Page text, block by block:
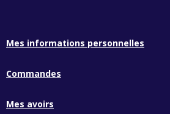
Mes informations personnelles
Commandes
Mes avoirs